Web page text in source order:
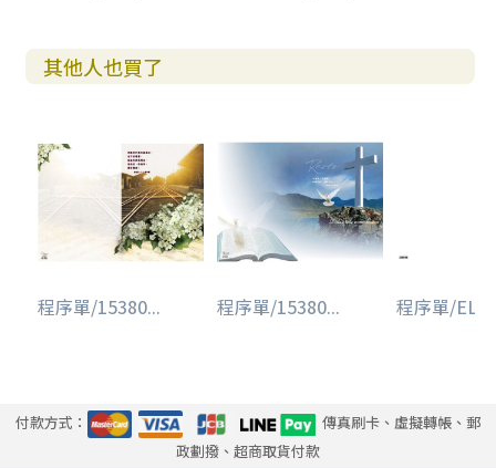
其他人也買了
程序單/15380... 程序單/15380... 程序單/
付款方式：
傳真刷卡、虛擬轉帳、郵
政劃撥、超商取貨付款